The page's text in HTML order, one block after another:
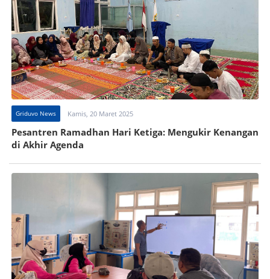
Griduvo News Kamis, 20 Maret 2025
Pesantren Ramadhan Hari Ketiga: Mengukir Kenangan
di Akhir Agenda